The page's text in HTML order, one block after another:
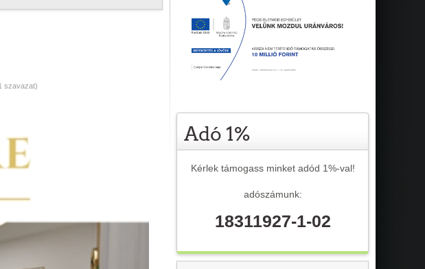
szavazat)
Adó 1%
Kérlek támogass minket adód 1%-val!
adószámunk:
18311927-1-02